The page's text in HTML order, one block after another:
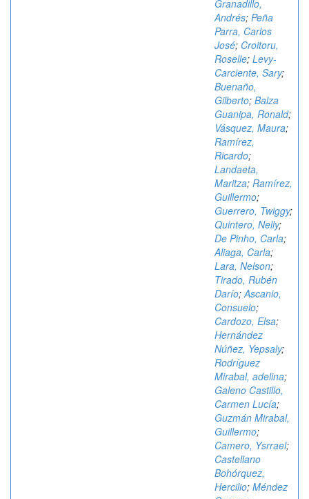
Granadillo,
Andrés; Peña
Parra, Carlos
José; Croitoru,
Roselle; Levy-
Carciente, Sary;
Buenaño,
Gilberto; Balza
Guanipa, Ronald;
Vásquez, Maura;
Ramírez,
Ricardo;
Landaeta,
Maritza; Ramírez,
Guillermo;
Guerrero, Twiggy;
Quintero, Nelly;
De Pinho, Carla;
Aliaga, Carla;
Lara, Nelson;
Tirado, Rubén
Darío;Ascanio,
Consuelo;
Cardozo, Elsa;
Hernández
Núñez, Yepsaly;
Rodríguez
Mirabal, adelina;
Galeno Castillo,
Carmen Lucía;
Guzmán Mirabal,
Guillermo;
Camero, Ysrrael;
Castellano
Bohórquez,
Hercilio; Méndez